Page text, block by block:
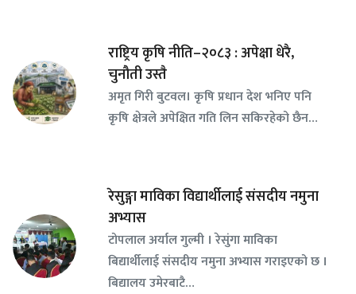
राष्ट्रिय कृषि नीति–२०८३ : अपेक्षा धेरै,
चुनौती उस्तै
अमृत गिरी बुटवल। कृषि प्रधान देश भनिए पनि
कृषि क्षेत्रले अपेक्षित गति लिन सकिरहेको छैन…
रेसुङ्गा माविका विद्यार्थीलाई संसदीय नमुना
अभ्यास
टोपलाल अर्याल गुल्मी । रेसुंगा माविका
बिद्यार्थीलाई संसदीय नमुना अभ्यास गराइएको छ ।
बिद्यालय उमेरबाटै…